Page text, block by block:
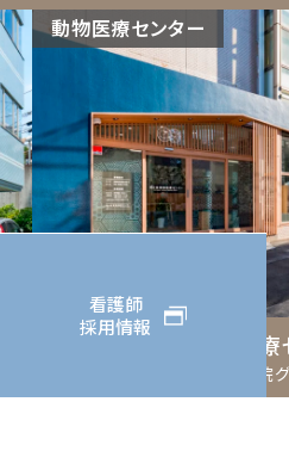
看護師
採用情報
ー
動物医療センター